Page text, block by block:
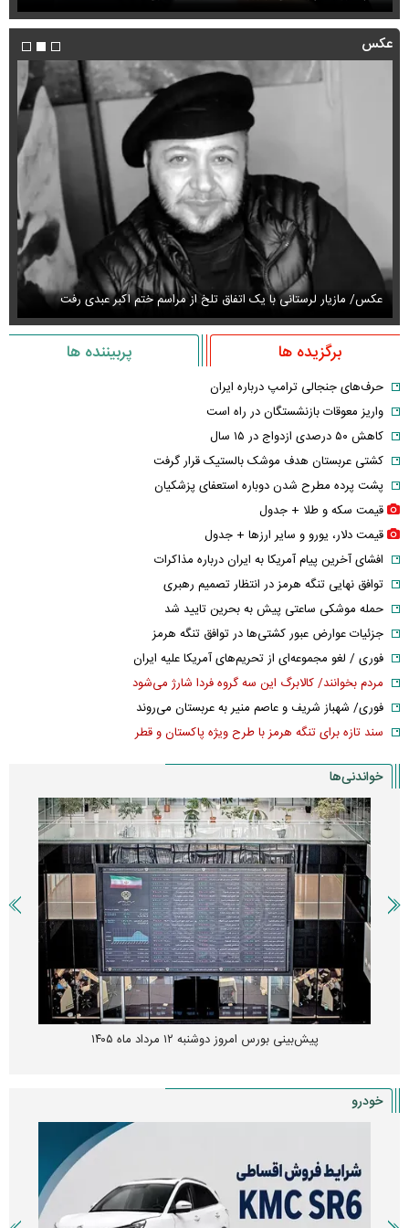
عکس
عکس/ مازیار لرستانی با یک اتفاق تلخ از مراسم ختم اکبر عبدی رفت
برگزیده ها پربیننده ها
حرف‌های جنجالی ترامپ درباره ایران
واریز معوقات بازنشستگان در راه است
کاهش ۵۰ درصدی ازدواج در ۱۵ سال
کشتی عربستان هدف موشک بالستیک قرار گرفت
پشت پرده مطرح شدن دوباره استعفای پزشکیان
قیمت سکه و طلا + جدول
قیمت دلار، یورو و سایر ارز‌ها + جدول
افشای آخرین پیام آمریکا به ایران درباره مذاکرات
توافق نهایی تنگه هرمز در انتظار تصمیم رهبری
حمله موشکی ساعتی پیش به بحرین تایید شد
جزئیات عوارض عبور کشتی‌ها در توافق تنگه هرمز
فوری / لغو مجموعه‌ای از تحریم‌های آمریکا علیه ایران
مردم بخوانند/ کالابرگ این سه گروه فردا شارژ می‌شود
فوری/ شهباز شریف و عاصم منیر به عربستان می‌روند
سند تازه برای تنگه هرمز با طرح ویژه پاکستان و قطر
خواندنی‌ها
پیش‌بینی بورس امروز دوشنبه ۱۲ مرداد ماه ۱۴۰۵
خودرو